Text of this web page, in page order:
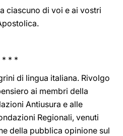
ciascuno di voi e ai vostri
* * *
di lingua italiana. Rivolgo
ai membri della
Antiusura e alle
Regionali, venuti
della pubblica opinione sul